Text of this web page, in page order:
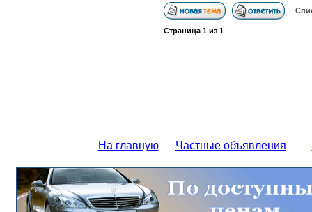
Страница 1из 1
На главную Частные объявления